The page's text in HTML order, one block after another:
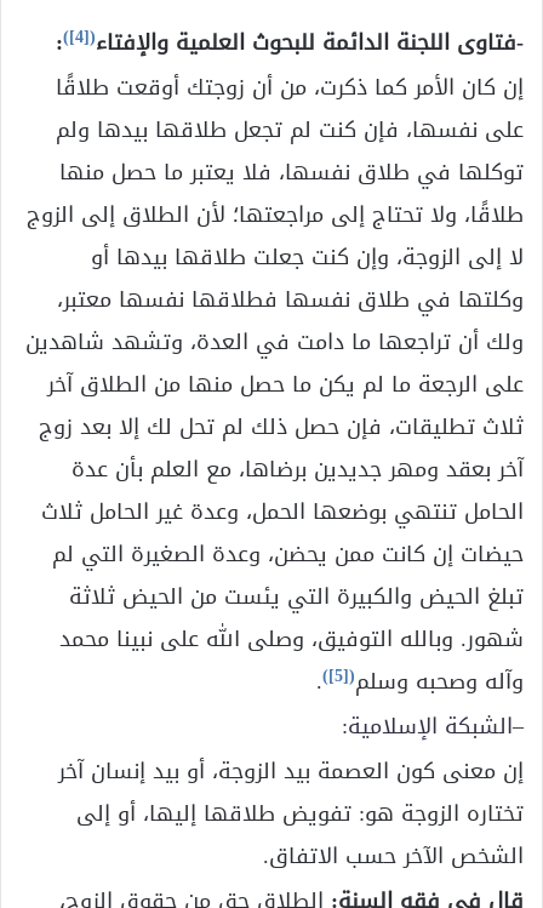
-فتاوى اللجنة الدائمة للبحوث العلمية والإفتاء(
[4]
)
:
إن كان الأمر كما ذكرت، من أن زوجتك أوقعت طلاقًا
على نفسها، فإن كنت لم تجعل طلاقها بيدها ولم
توكلها في طلاق نفسها، فلا يعتبر ما حصل منها
طلاقًا، ولا تحتاج إلى مراجعتها؛ لأن الطلاق إلى الزوج
لا إلى الزوجة، وإن كنت جعلت طلاقها بيدها أو
وكلتها في طلاق نفسها فطلاقها نفسها معتبر،
ولك أن تراجعها ما دامت في العدة، وتشهد شاهدين
على الرجعة ما لم يكن ما حصل منها من الطلاق آخر
ثلاث تطليقات، فإن حصل ذلك لم تحل لك إلا بعد زوج
آخر بعقد ومهر جديدين برضاها، مع العلم بأن عدة
الحامل تنتهي بوضعها الحمل، وعدة غير الحامل ثلاث
حيضات إن كانت ممن يحضن، وعدة الصغيرة التي لم
تبلغ الحيض والكبيرة التي يئست من الحيض ثلاثة
شهور. وبالله التوفيق، وصلى الله على نبينا محمد
وآله وصحبه وسلم(
[5]
)
.
–الشبكة الإسلامية:
إن معنى كون العصمة بيد الزوجة، أو بيد إنسان آخر
تختاره الزوجة هو: تفويض طلاقها إليها، أو إلى
الشخص الآخر حسب الاتفاق.